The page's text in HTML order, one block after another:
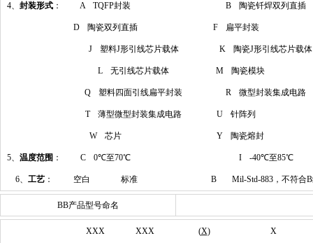
4、 封装形式： A TQFP封装 B 陶瓷钎焊双列直插
D 陶瓷双列直插 F 扁平封装
J 塑料J形引线芯片载体 K 陶瓷J形引线芯片载体
L 无引线芯片载体 M 陶瓷模块
Q 塑料四面引线扁平封装 R 微型封装集成电路
T 薄型微型封装集成电路 U 针阵列
W 芯片 Y 陶瓷熔封
5、 温度范围 ： C 0℃至70℃ I -40℃至85℃
6、 工艺： 空白 标准 B Mil-Std-883，不符合B
BB产品型号命名
XXX XXX (X) X